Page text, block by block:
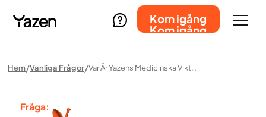
Kom igång
Kom igång
Hem Vanliga Frågor Var Är Yazens Medicinska Viktnedgång Tillgänglig?
Fråga: